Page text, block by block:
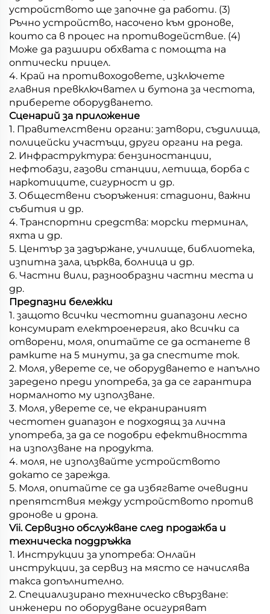
устройството ще започне да работи. (3)
Ръчно устройство, насочено към дронове,
които са в процес на противодействие. (4)
Може да разшири обхвата с помощта на
оптически прицел.
4. Край на противоходовете, изключете
главния превключвател и бутона за честота,
приберете оборудването.
Сценарий за приложение
1. Правителствени органи: затвори, съдилища,
полицейски участъци, други органи на реда.
2. Инфраструктура: бензиностанции,
нефтобази, газови станции, летища, борба с
наркотиците, сигурност и др.
3. Обществени съоръжения: стадиони, важни
събития и др.
4. Транспортни средства: морски терминал,
яхта и др.
5. Център за задържане, училище, библиотека,
изпитна зала, църква, болница и др.
6. Частни вили, разнообразни частни места и
др.
Предпазни бележки
1. защото всички честотни диапазони лесно
консумират електроенергия, ако всички са
отворени, моля, опитайте се да останете в
рамките на 5 минути, за да спестите ток.
2. Моля, уверете се, че оборудването е напълно
заредено преди употреба, за да се гарантира
нормалното му използване.
3. Моля, уверете се, че екранираният
честотен диапазон е подходящ за лична
употреба, за да се подобри ефективността
на използване на продукта.
4. моля, не използвайте устройството
докато се зарежда.
5. Моля, опитайте се да избягвате очевидни
препятствия между устройството против
дронове и дрона.
Vii. Сервизно обслужване след продажба и
техническа поддръжка
1. Инструкции за употреба: Онлайн
инструкции, за сервиз на място се начислява
такса допълнително.
2. Специализирано техническо свързване:
инженери по оборудване осигуряват